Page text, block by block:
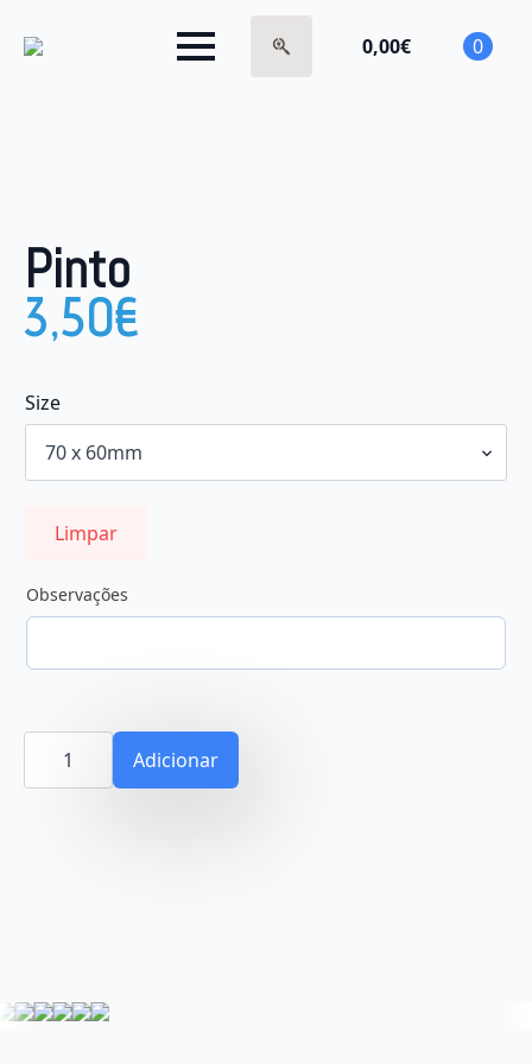
0,00€ 0
Pinto
3,50€
Size
Limpar
Observações
Quantidade
Adicionar